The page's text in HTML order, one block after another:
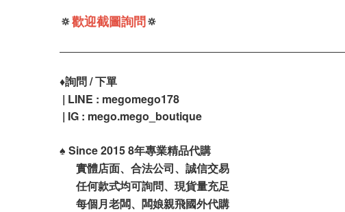
🔅歡迎截圖詢問🔅
♦️詢問 / 下單
| LINE : megomego178
| IG : mego.mego_boutique
♠️ Since 2015 8年專業精品代購
實體店面、合法公司、誠信交易
任何款式均可詢問、現貨量充足
每個月老闆、闆娘親飛國外代購